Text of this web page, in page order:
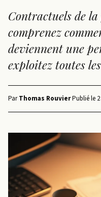
Contractuels de
comprenez
deviennent une
exploitez toutes
ParThomas Rouvier·Publié le